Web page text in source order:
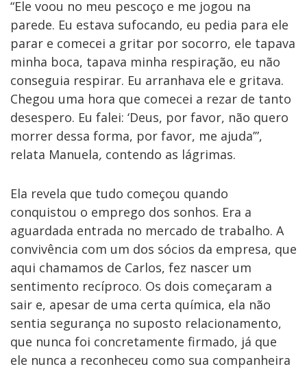
“Ele voou no meu pescoço e me jogou na
parede. Eu estava sufocando, eu pedia para ele
parar e comecei a gritar por socorro, ele tapava
minha boca, tapava minha respiração, eu não
conseguia respirar. Eu arranhava ele e gritava.
Chegou uma hora que comecei a rezar de tanto
desespero. Eu falei: ‘Deus, por favor, não quero
morrer dessa forma, por favor, me ajuda’”,
relata Manuela, contendo as lágrimas.
Ela revela que tudo começou quando
conquistou o emprego dos sonhos. Era a
aguardada entrada no mercado de trabalho. A
convivência com um dos sócios da empresa, que
aqui chamamos de Carlos, fez nascer um
sentimento recíproco. Os dois começaram a
sair e, apesar de uma certa química, ela não
sentia segurança no suposto relacionamento,
que nunca foi concretamente firmado, já que
ele nunca a reconheceu como sua companheira